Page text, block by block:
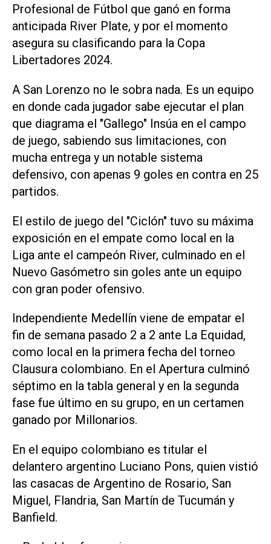
Profesional de Fútbol que ganó en forma
anticipada River Plate, y por el momento
asegura su clasificando para la Copa
Libertadores 2024.
A San Lorenzo no le sobra nada. Es un equipo
en donde cada jugador sabe ejecutar el plan
que diagrama el "Gallego" Insúa en el campo
de juego, sabiendo sus limitaciones, con
mucha entrega y un notable sistema
defensivo, con apenas 9 goles en contra en 25
partidos.
El estilo de juego del "Ciclón" tuvo su máxima
exposición en el empate como local en la
Liga ante el campeón River, culminado en el
Nuevo Gasómetro sin goles ante un equipo
con gran poder ofensivo.
Independiente Medellín viene de empatar el
fin de semana pasado 2 a 2 ante La Equidad,
como local en la primera fecha del torneo
Clausura colombiano. En el Apertura culminó
séptimo en la tabla general y en la segunda
fase fue último en su grupo, en un certamen
ganado por Millonarios.
En el equipo colombiano es titular el
delantero argentino Luciano Pons, quien vistió
las casacas de Argentino de Rosario, San
Miguel, Flandria, San Martín de Tucumán y
Banfield.